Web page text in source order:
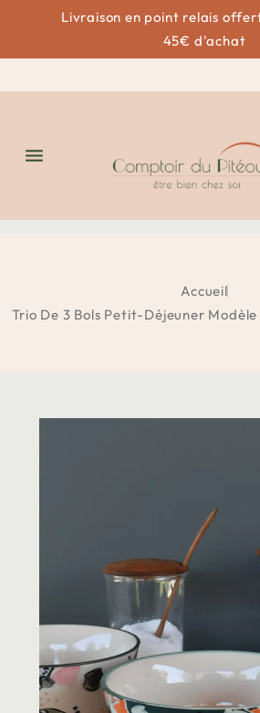
Livraison en point relais
45€ d'achat

Accueil
Trio De 3 Bols Petit-Déjeuner